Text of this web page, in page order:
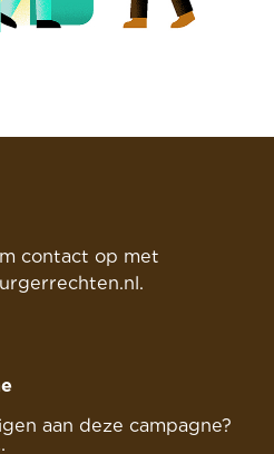
contact op met
aan deze campagne?